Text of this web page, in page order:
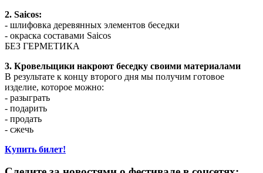
2. Saicos:
- шлифовка деревянных элементов беседки
- окраска составами Saicos
БЕЗ ГЕРМЕТИКА
3. Кровельщики накроют беседку своими материалами
В результате к концу второго дня мы получим готовое
изделие, которое можно:
- разыграть
- подарить
- продать
- сжечь
Купить билет!